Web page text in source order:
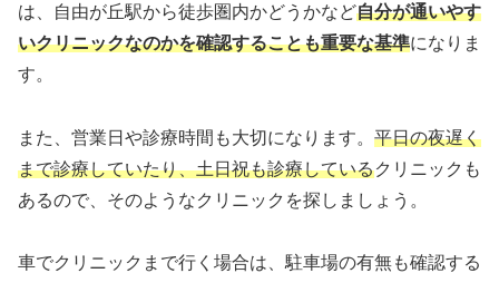
は、自由が丘駅から徒歩圏内かどうかなど自分が通いやす
いクリニックなのかを確認することも重要な基準になりま
す。
また、営業日や診療時間も大切になります。 平日の夜遅く
まで診療していたり、土日祝も診療しているクリニックも
あるので、そのようなクリニックを探しましょう。
車でクリニックまで行く場合は、駐車場の有無も確認する